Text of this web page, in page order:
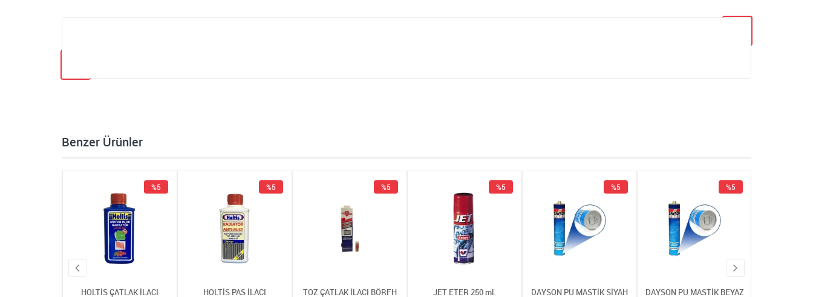
Benzer Ürünler
HOLTİS ÇATLAK İLACI
%5
HOLTİS PAS İLACI
%5
TOZ ÇATLAK İLACI BÖRFH
%5
JET ETER 250 ml.
%5
DAYSON PU MASTİK SİYAH
%5
DAYSON PU MASTİK BEYAZ
%5